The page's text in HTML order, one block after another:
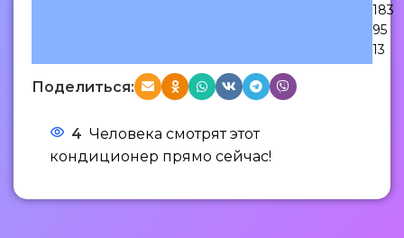
183
95
13
Поделиться:
4 Человека смотрят этот
кондиционер прямо сейчас!